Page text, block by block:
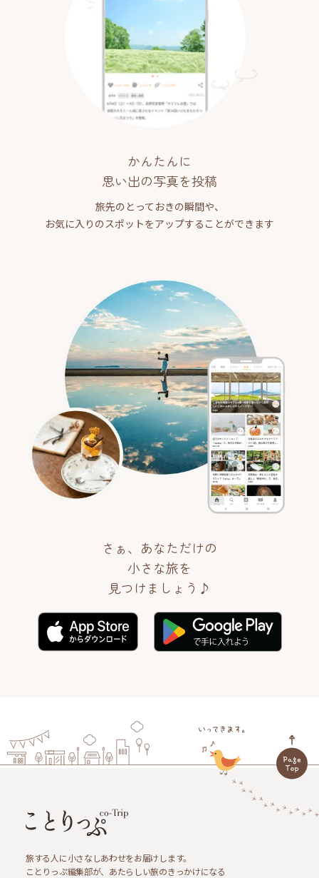
かんたんに
思い出の写真を投稿
旅先のとっておきの瞬間や、
お気に入りのスポットをアップすることができます
さぁ、あなただけの
小さな旅を
見つけましょう♪
旅する人に小さなしあわせをお届けします。
ことりっぷ編集部が、あたらしい旅のきっかけになる